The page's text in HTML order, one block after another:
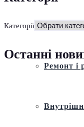
Історія
Ремонт і
Категорії
Останні